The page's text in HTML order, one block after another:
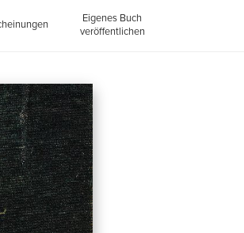
Eigenes Buch
veröffentlichen